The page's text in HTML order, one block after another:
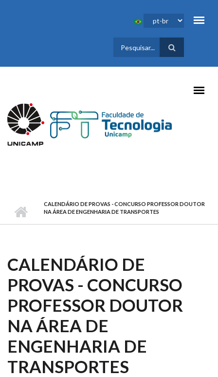
FORMULÁRIO
DE BUSCA
CALENDÁRIO DE PROVAS - CONCURSO PROFESSOR DOUTOR
NA ÁREA DE ENGENHARIA DE TRANSPORTES
CALENDÁRIO DE
PROVAS - CONCURSO
PROFESSOR DOUTOR
NA ÁREA DE
ENGENHARIA DE
TRANSPORTES